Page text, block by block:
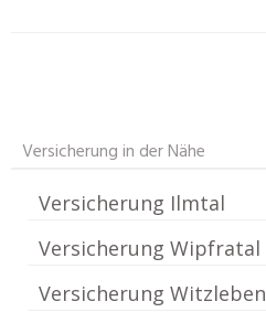
Versicherung in der Nähe
Versicherung Ilmtal
Versicherung Wipfratal
Versicherung Witzleben